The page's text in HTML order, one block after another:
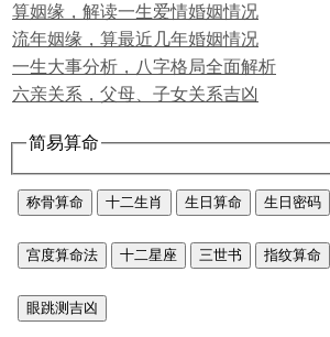
算姻缘，解读一生爱情婚姻情况
流年姻缘，算最近几年婚姻情况
一生大事分析，八字格局全面解析
六亲关系，父母、子女关系吉凶
简易算命
称骨算命 十二生肖 生日算命 生日密码
宫度算命法 十二星座 三世书 指纹算命
眼跳测吉凶